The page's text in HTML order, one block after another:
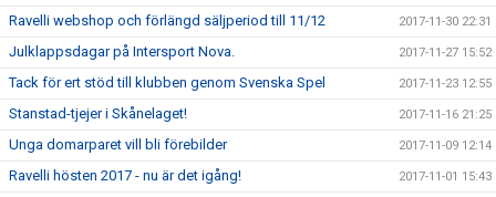
Ravelli webshop och förlängd säljperiod till 11/12 2017-11-30 22:31
Julklappsdagar på Intersport Nova. 2017-11-27 15:52
Tack för ert stöd till klubben genom Svenska Spel 2017-11-23 12:55
Stanstad-tjejer i Skånelaget! 2017-11-16 21:25
Unga domarparet vill bli förebilder 2017-11-09 12:14
Ravelli hösten 2017 - nu är det igång! 2017-11-01 15:43